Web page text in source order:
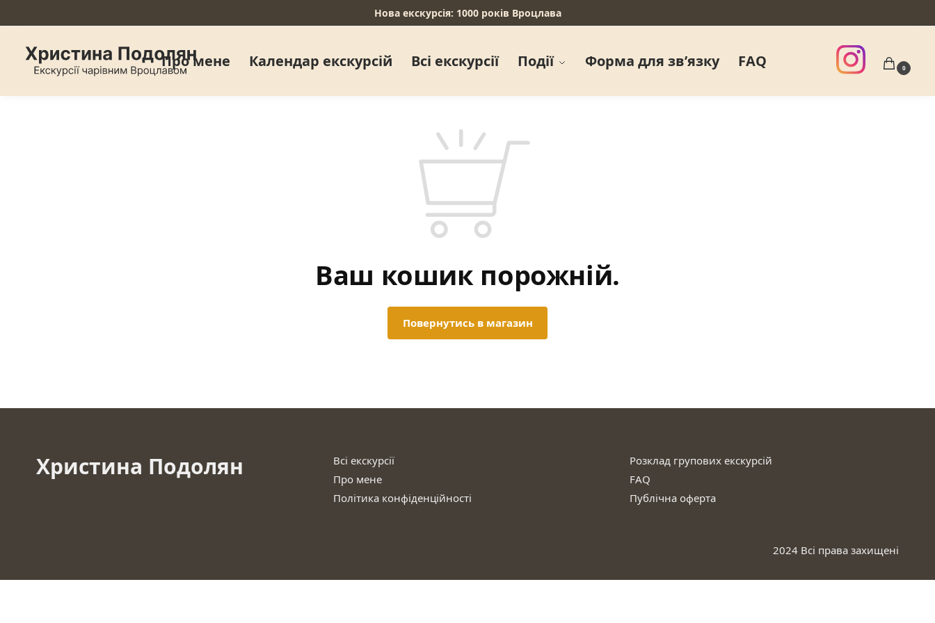
Нова екскурсія: 1000 років Вроцлава
Про мене Календар екскурсій Всі екскурсії Події Форма для звʼязку FAQ 0
Ваш кошик порожній.
Повернутись в магазин
Христина Подолян
Всі екскурсії
Про мене
Політика конфіденційності
Розклад групових екскурсій
FAQ
Публічна оферта
2024 Всі права захищені